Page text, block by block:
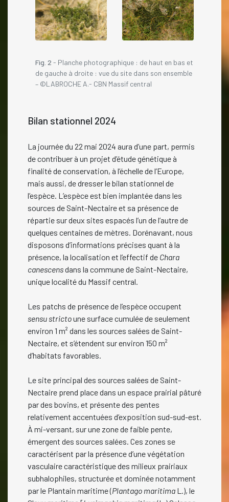
Fig. 2 - Planche photographique : de haut en bas et
de gauche à droite : vue du site dans son ensemble
– ©LABROCHE A.- CBN Massif central
Bilan stationnel 2024
La journée du 22 mai 2024 aura d’une part, permis
de contribuer à un projet d’étude génétique à
finalité de conservation, à l’échelle de l’Europe,
mais aussi, de dresser le bilan stationnel de
l’espèce. L’espèce est bien implantée dans les
sources de Saint-Nectaire et sa présence de
répartie sur deux sites espacés l’un de l’autre de
quelques centaines de mètres. Dorénavant, nous
disposons d’informations précises quant à la
présence, la localisation et l’effectif de Chara
canescensdans la commune de Saint-Nectaire,
unique localité du Massif central.
Les patchs de présence de l’espèce occupent
sensu strictoune surface cumulée de seulement
environ 1 m² dans les sources salées de Saint-
Nectaire, et s’étendent sur environ 150 m²
d’habitats favorables.
Le site principal des sources salées de Saint-
Nectaire prend place dans un espace prairial pâturé
par des bovins, et présente des pentes
relativement accentuées d’exposition sud-sud-est.
À mi-versant, sur une zone de faible pente,
émergent des sources salées. Ces zones se
caractérisent par la présence d’une végétation
vasculaire caractéristique des milieux prairiaux
subhalophiles, structurée et dominée notamment
par le Plantain maritime (Plantago maritima L.), le